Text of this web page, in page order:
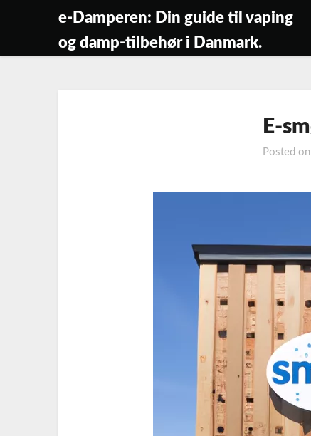
e-Damperen: Din guide til vaping
og damp-tilbehør i Danmark.
E-
Posted on